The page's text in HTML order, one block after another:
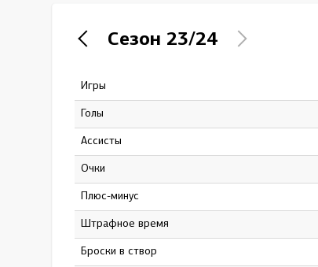
Северсталь
Сезон 23/24
Игры
Голы
Ассисты
Очки
Плюс-минус
штрафное время
Броски в створ